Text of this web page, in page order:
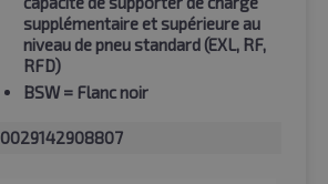
supplémentaire et supérieure au
niveau de pneu standard (EXL, RF,
RFD)
BSW = Flanc noir
0029142908807